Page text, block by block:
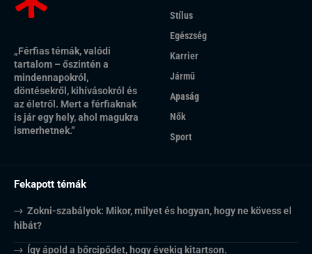
„Férfias témák, valódi
tartalom – őszintén a
mindennapokról,
döntésekről, kihívásokról és
az életről. Mert a férfiaknak
is jár egy hely, ahol magukra
ismerhetnek.”
Stílus
Egészség
Karrier
Jármű
Apaság
Nők
Sport
Fekapott témák
Zokni-szabályok: Mikor, milyet és hogyan, hogy ne kövess el
hibát?
Így ápold a bőrcipődet, hogy évekig kitartson.